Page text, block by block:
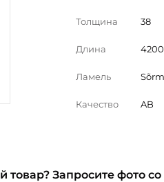
Толщина 38
Длина 4200
Ламель
Качество AB
товар? Запросите фото со